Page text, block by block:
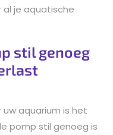
je aquatische
stil genoeg
aquarium is het
pomp stil genoeg is